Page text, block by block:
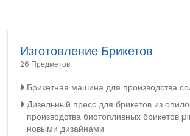
Изготовление Брикетов
26 Предметов
Брикетная машина для производства
Дизельный пресс для брикетов из
производства биотопливных брикетов
новыми дизайнами